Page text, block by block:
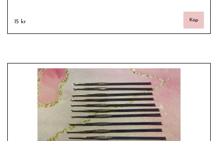
15 kr